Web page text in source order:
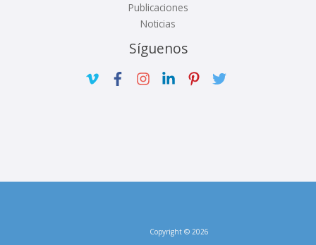
Publicaciones
Noticias
Síguenos
Copyright © 2026